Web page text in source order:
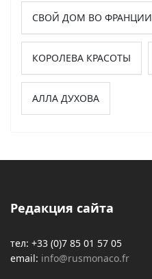
СВОЙ ДОМ ВО ФРАНЦИИ
КОРОЛЕВА КРАСОТЫ
АЛЛА ДУХОВА
Редакция сайта
тел: +33 (0)7 85 01 57 05
email: info@rusmonaco.fr